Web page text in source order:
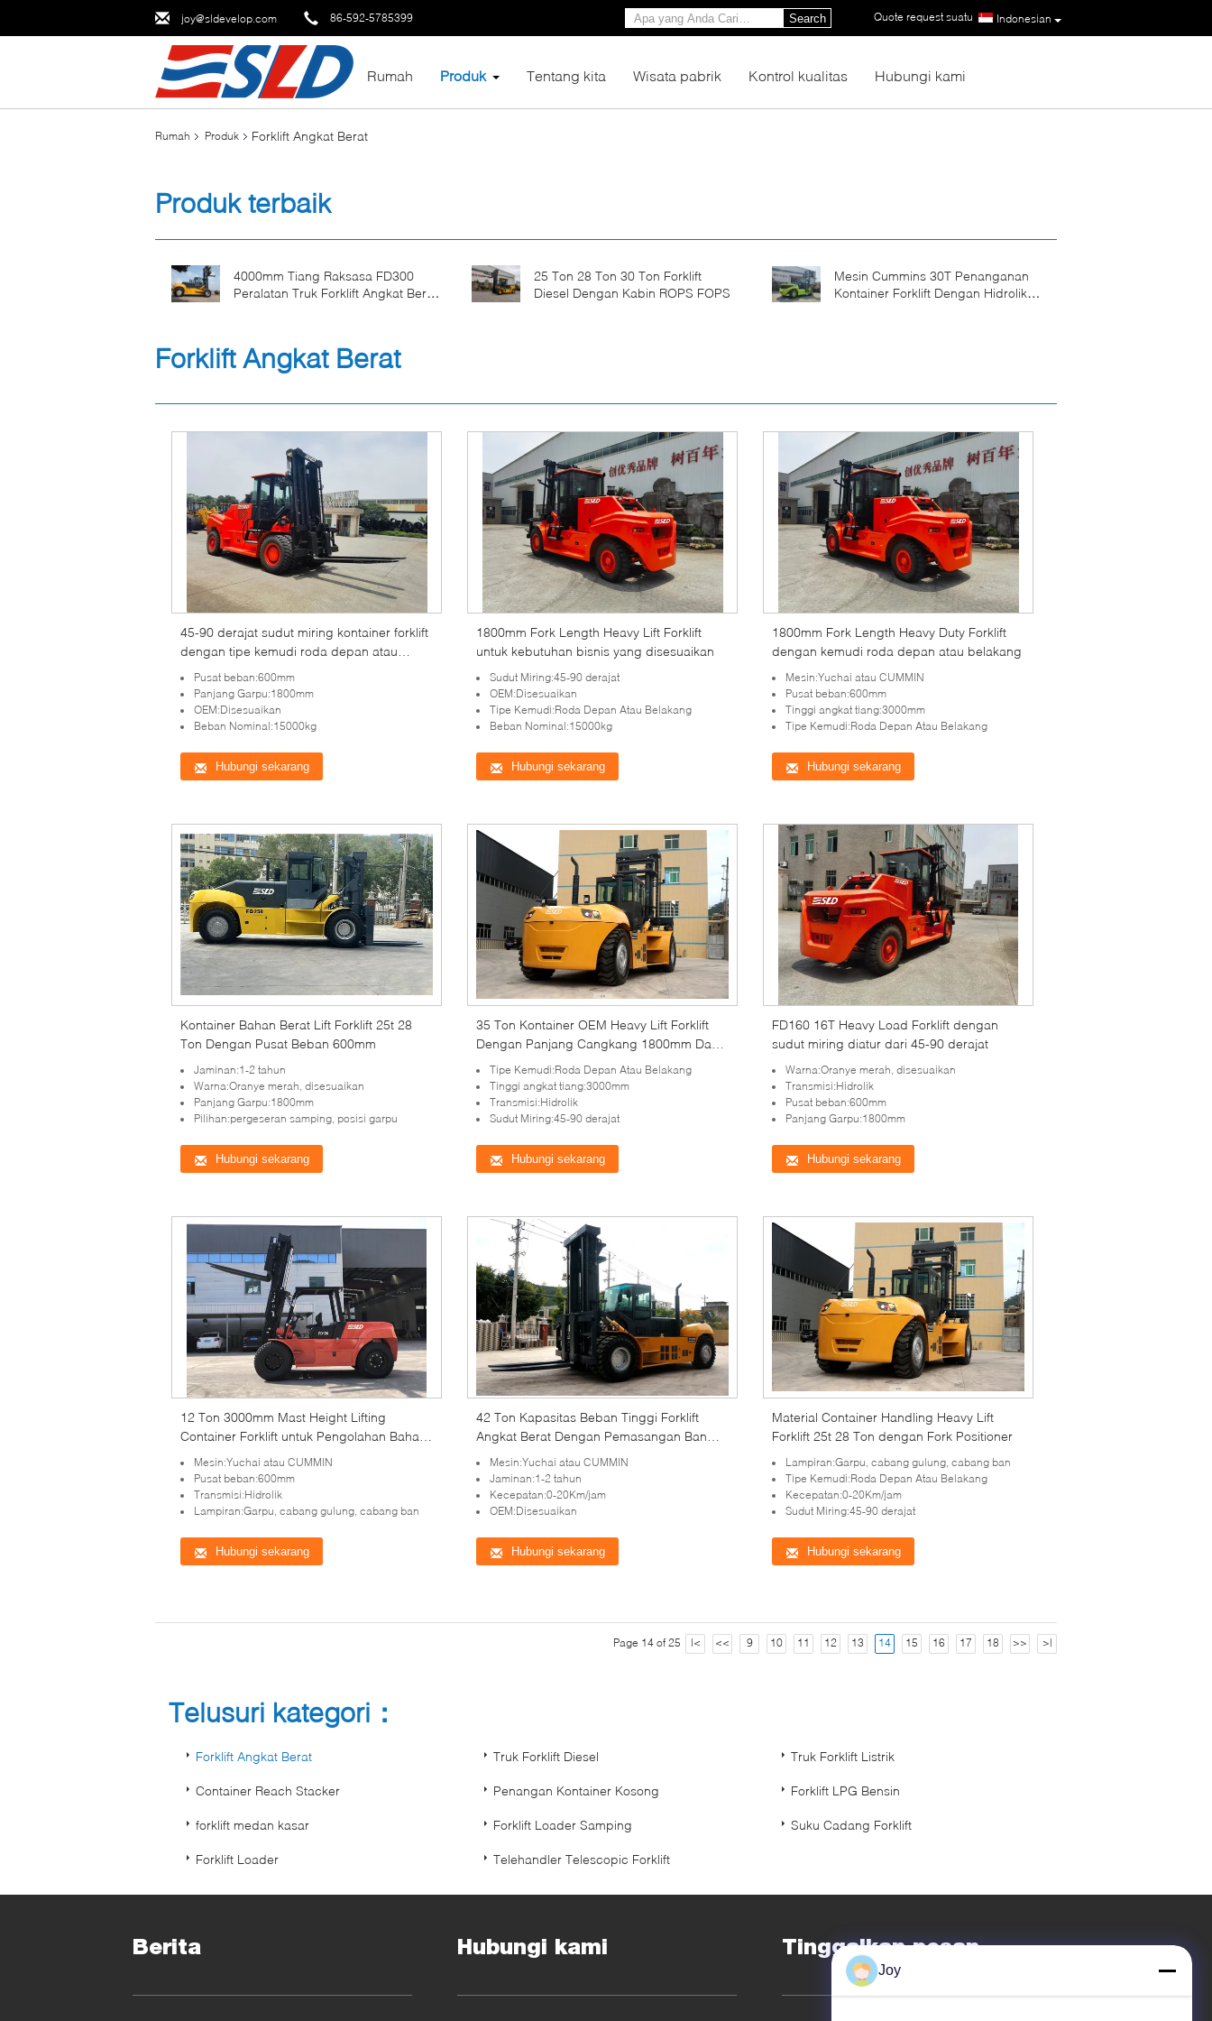
joy@sldevelop.com 86-592-5785399 Indonesian
Quote request suatu |
Search
Rumah Produk Tentang kita Wisata pabrik Kontrol kualitas Hubungi kami
Rumah Produk Forklift Angkat Berat
Produk terbaik
4000mm Tiang Raksasa FD300
Peralatan Truk Forklift Angkat Berat
25 Ton 28 Ton 30 Ton Forklift
Diesel Dengan Kabin ROPS FOPS
Mesin Cummins 30T Penanganan
Kontainer Forklift Dengan Hidrolik
Forklift Angkat Berat
45-90 derajat sudut miring kontainer forklift
dengan tipe kemudi roda depan atau
belakang
Pusat beban:600mm
Panjang Garpu:1800mm
OEM:Disesuaikan
Beban Nominal:15000kg
Hubungi sekarang
1800mm Fork Length Heavy Lift Forklift
untuk kebutuhan bisnis yang disesuaikan
Sudut Miring:45-90 derajat
OEM:Disesuaikan
Tipe Kemudi:Roda Depan Atau Belakang
Beban Nominal:15000kg
Hubungi sekarang
1800mm Fork Length Heavy Duty Forklift
dengan kemudi roda depan atau belakang
Mesin:Yuchai atau CUMMIN
Pusat beban:600mm
Tinggi angkat tiang:3000mm
Tipe Kemudi:Roda Depan Atau Belakang
Hubungi sekarang
Kontainer Bahan Berat Lift Forklift 25t 28
Ton Dengan Pusat Beban 600mm
Jaminan:1-2 tahun
Warna:Oranye merah, disesuaikan
Panjang Garpu:1800mm
Pilihan:pergeseran samping, posisi garpu
Hubungi sekarang
35 Ton Kontainer OEM Heavy Lift Forklift
Dengan Panjang Cangkang 1800mm Dan
Pusat Beban 600mm
Tipe Kemudi:Roda Depan Atau Belakang
Tinggi angkat tiang:3000mm
Transmisi:Hidrolik
Sudut Miring:45-90 derajat
Hubungi sekarang
FD160 16T Heavy Load Forklift dengan
sudut miring diatur dari 45-90 derajat
Warna:Oranye merah, disesuaikan
Transmisi:Hidrolik
Pusat beban:600mm
Panjang Garpu:1800mm
Hubungi sekarang
12 Ton 3000mm Mast Height Lifting
Container Forklift untuk Pengolahan Bahan
yang Cepat dan Aman
Mesin:Yuchai atau CUMMIN
Pusat beban:600mm
Transmisi:Hidrolik
Lampiran:Garpu, cabang gulung, cabang ban
Hubungi sekarang
42 Ton Kapasitas Beban Tinggi Forklift
Angkat Berat Dengan Pemasangan Ban
Prong
Mesin:Yuchai atau CUMMIN
Jaminan:1-2 tahun
Kecepatan:0-20Km/jam
OEM:Disesuaikan
Hubungi sekarang
Material Container Handling Heavy Lift
Forklift 25t 28 Ton dengan Fork Positioner
Lampiran:Garpu, cabang gulung, cabang ban
Tipe Kemudi:Roda Depan Atau Belakang
Kecepatan:0-20Km/jam
Sudut Miring:45-90 derajat
Hubungi sekarang
Page 14 of 25 |< << 9 10 11 12 13 14 15 16 17 18 >> >|
Telusuri kategori：
Forklift Angkat Berat Truk Forklift Diesel Truk Forklift Listrik
Container Reach Stacker Penangan Kontainer Kosong Forklift LPG Bensin
forklift medan kasar Forklift Loader Samping Suku Cadang Forklift
Forklift Loader Telehandler Telescopic Forklift
Berita Hubungi kami Tinggalkan pesan
Joy